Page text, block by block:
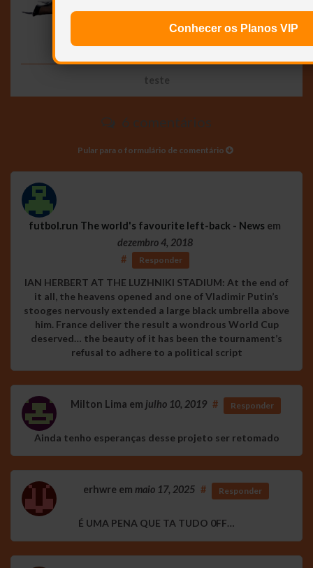
Conhecer os Planos VIP
teste
6 comentários
Pular para o formulário de comentário
futbol.run The world's favourite left-back - News em
dezembro 4, 2018
#
Responder
IAN HERBERT AT THE LUZHNIKI STADIUM: At the end of
it all, the heavens opened and one of Vladimir Putin’s
stooges nervously extended a large black umbrella above
him. France deliver the result a wondrous World Cup
deserved… the beauty of it has been the tournament’s
refusal to adhere to a political script
Milton Lima em julho 10, 2019 # Responder
Ainda tenho esperanças desse projeto ser retomado
erhwre em maio 17, 2025 # Responder
É UMA PENA QUE TA TUDO 0FF…